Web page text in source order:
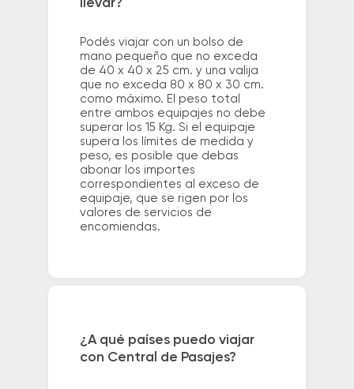
llevar?
Podés viajar con un bolso de
mano pequeño que no exceda
de 40 x 40 x 25 cm. y una valija
que no exceda 80 x 80 x 30 cm.
como máximo. El peso total
entre ambos equipajes no debe
superar los 15 Kg. Si el equipaje
supera los límites de medida y
peso, es posible que debas
abonar los importes
correspondientes al exceso de
equipaje, que se rigen por los
valores de servicios de
encomiendas.
¿A qué países puedo viajar
con Central de Pasajes?